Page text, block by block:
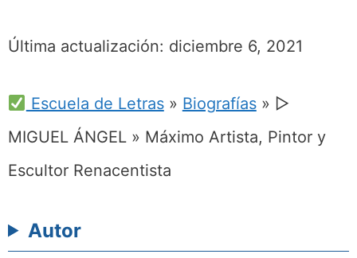
Última actualización: diciembre 6, 2021
Escuela de Letras» Biografías» ▷
MIGUEL ÁNGEL » Máximo Artista, Pintor y
Escultor Renacentista
Autor